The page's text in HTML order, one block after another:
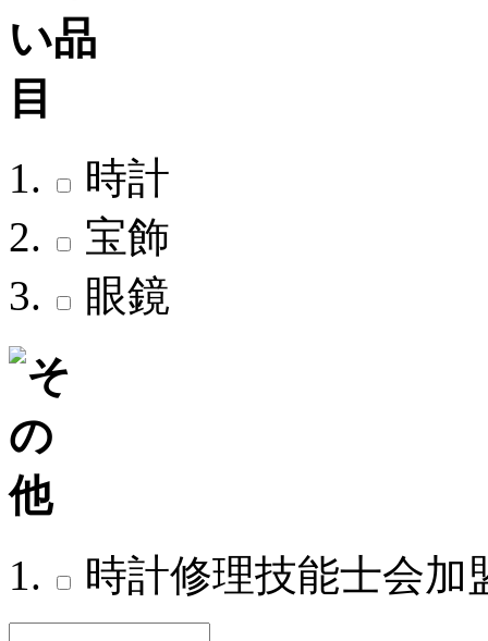
時計
宝飾
眼鏡
時計修理技能士会加